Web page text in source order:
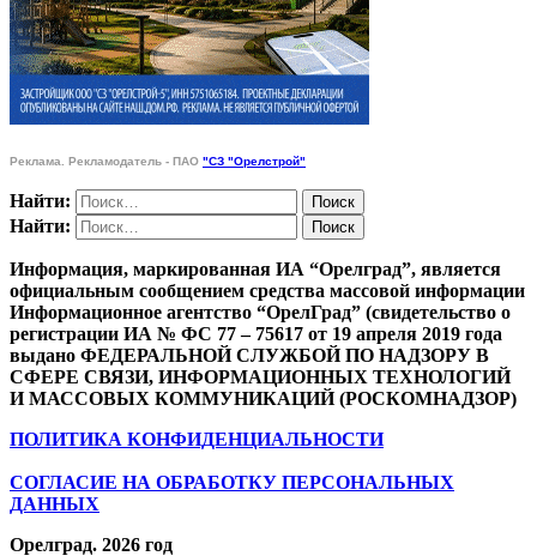
Реклама. Рекламодатель - ПАО "СЗ "Орелстрой"
Найти:
Найти:
Информация, маркированная ИА “Орелград”, является
официальным сообщением средства массовой информации
Информационное агентство “ОрелГрад” (свидетельство о
регистрации ИА № ФС 77 – 75617 от 19 апреля 2019 года
выдано ФЕДЕРАЛЬНОЙ СЛУЖБОЙ ПО НАДЗОРУ В
СФЕРЕ СВЯЗИ, ИНФОРМАЦИОННЫХ ТЕХНОЛОГИЙ
И МАССОВЫХ КОММУНИКАЦИЙ (РОСКОМНАДЗОР)
ПОЛИТИКА КОНФИДЕНЦИАЛЬНОСТИ
СОГЛАСИЕ НА ОБРАБОТКУ ПЕРСОНАЛЬНЫХ
ДАННЫХ
Орелград. 2026 год